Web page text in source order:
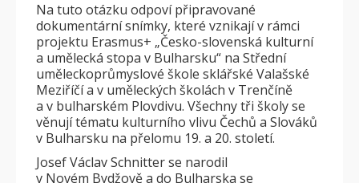
Na tuto otázku odpoví připravované
dokumentární snímky, které vznikají v rámci
projektu Erasmus+ „Česko-slovenská kulturní
a umělecká stopa v Bulharsku“ na Střední
uměleckoprůmyslové škole sklářské Valašské
Meziříčí a v uměleckých školách v Trenčíně
a v bulharském Plovdivu. Všechny tři školy se
věnují tématu kulturního vlivu Čechů a Slováků
v Bulharsku na přelomu 19. a 20. století.
Josef Václav Schnitter se narodil
v Novém Bydžově a do Bulharska se